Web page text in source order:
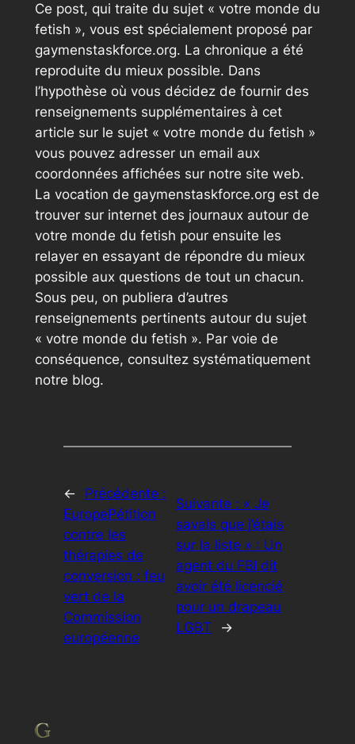
Ce post, qui traite du sujet « votre monde du
fetish », vous est spécialement proposé par
gaymenstaskforce.org. La chronique a été
reproduite du mieux possible. Dans
l’hypothèse où vous décidez de fournir des
renseignements supplémentaires à cet
article sur le sujet « votre monde du fetish »
vous pouvez adresser un email aux
coordonnées affichées sur notre site web.
La vocation de gaymenstaskforce.org est de
trouver sur internet des journaux autour de
votre monde du fetish pour ensuite les
relayer en essayant de répondre du mieux
possible aux questions de tout un chacun.
Sous peu, on publiera d’autres
renseignements pertinents autour du sujet
« votre monde du fetish ». Par voie de
conséquence, consultez systématiquement
notre blog.
←
Précédente :
EuropePétition
contre les
thérapies de
conversion : feu
vert de la
Commission
européenne
Suivante : « Je
savais que j’étais
sur la liste » : Un
agent du FBI dit
avoir été licencié
pour un drapeau
LGBT
→